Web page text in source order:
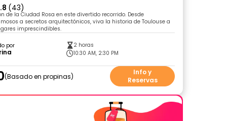
(43)
de la Ciudad Rosa en este divertido recorrido. Desde
a secretos arquitectónicos, viva la historia de Toulouse a
imprescindibles.
por
2 horas
10:30 AM, 2:30 PM
Basado en propinas
Info y
Reservas